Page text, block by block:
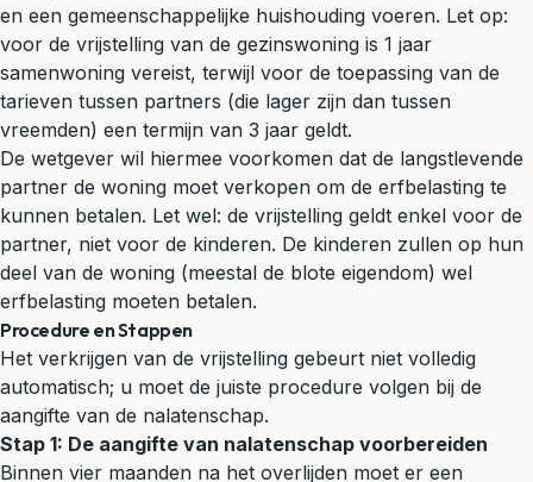
en een gemeenschappelijke huishouding voeren. Let op:
voor de vrijstelling van de gezinswoning is 1 jaar
samenwoning vereist, terwijl voor de toepassing van de
tarieven tussen partners (die lager zijn dan tussen
vreemden) een termijn van 3 jaar geldt.
De wetgever wil hiermee voorkomen dat de langstlevende
partner de woning moet verkopen om de erfbelasting te
kunnen betalen. Let wel: de vrijstelling geldt enkel voor de
partner, niet voor de kinderen. De kinderen zullen op hun
deel van de woning (meestal de blote eigendom) wel
erfbelasting moeten betalen.
Procedure en Stappen
Het verkrijgen van de vrijstelling gebeurt niet volledig
automatisch; u moet de juiste procedure volgen bij de
aangifte van de nalatenschap.
Stap 1: De aangifte van nalatenschap voorbereiden
Binnen vier maanden na het overlijden moet er een